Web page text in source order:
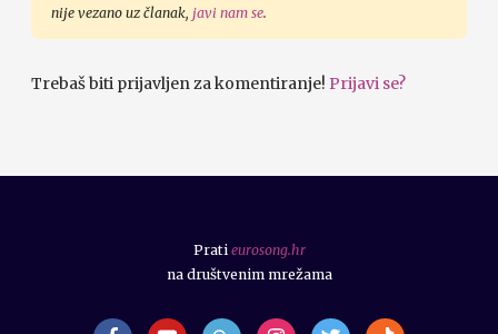
nije vezano uz članak, javi nam se.
Trebaš biti prijavljen za komentiranje! Prijavi se?
Prati eurosong.hr
na društvenim mrežama